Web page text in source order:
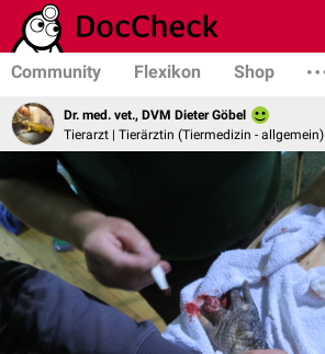
Community Flexikon Shop
Dr. med. vet., DVM Dieter Göbel
Tierarzt | Tierärztin (Tiermedizin - allgemein)